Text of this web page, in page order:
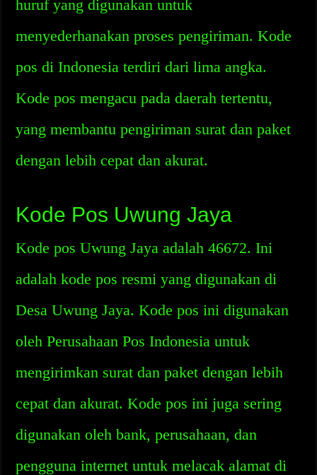
huruf yang digunakan untuk
menyederhanakan proses pengiriman. Kode
pos di Indonesia terdiri dari lima angka.
Kode pos mengacu pada daerah tertentu,
yang membantu pengiriman surat dan paket
dengan lebih cepat dan akurat.
Kode Pos Uwung Jaya
Kode pos Uwung Jaya adalah 46672. Ini
adalah kode pos resmi yang digunakan di
Desa Uwung Jaya. Kode pos ini digunakan
oleh Perusahaan Pos Indonesia untuk
mengirimkan surat dan paket dengan lebih
cepat dan akurat. Kode pos ini juga sering
digunakan oleh bank, perusahaan, dan
pengguna internet untuk melacak alamat di